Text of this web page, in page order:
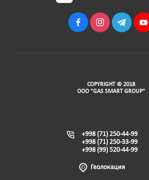
COPYRIGHT © 2018
ООО "GAS SMART GROUP"
+998 (71) 250-44-99
+998 (71) 250-33-99
+998 (99) 520-44-99
Геолокация